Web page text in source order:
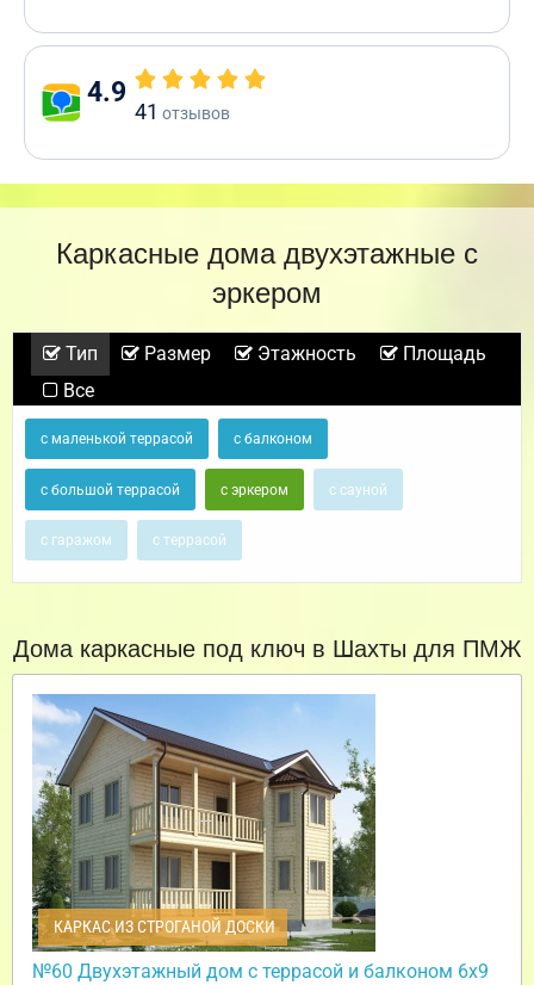
4.9
41 отзывов
Каркасные дома двухэтажные с
эркером
Тип Размер Этажность
Площадь
Все
с маленькой террасой с балконом
с большой террасой с эркером с сауной
с гаражом с террасой
Дома каркасные под ключ в Шахты для ПМЖ
КАРКАС ИЗ СТРОГАНОЙ ДОСКИ
№60 Двухэтажный дом с террасой и балконом 6х9